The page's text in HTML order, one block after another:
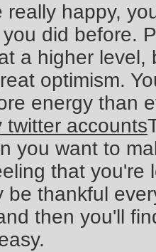
really happy,
did before.
a higher
optimism.
energy than
twitter accounts
you want to
that you're
be thankful
then you'll